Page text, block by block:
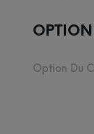
Option Du